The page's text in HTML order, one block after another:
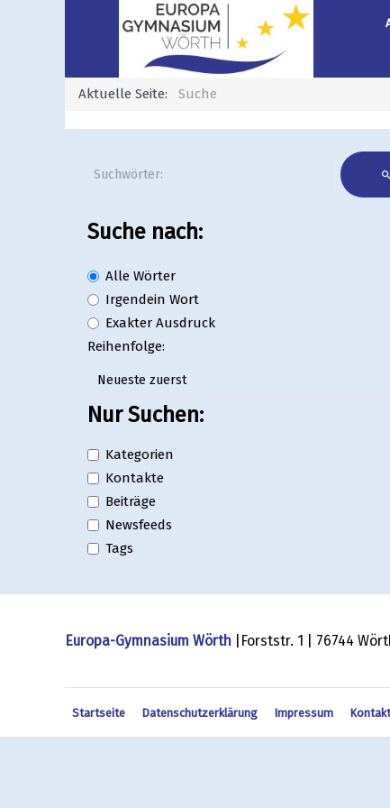
Aktuelle Seite: Suche
Suche nach:
Alle Wörter
Irgendein Wort
Exakter Ausdruck
Reihenfolge:
Nur Suchen:
Kategorien
Kontakte
Beiträge
Newsfeeds
Tags
Europa-Gymnasium Wörth |Forststr. 1 | 76744
Startseite Datenschutzerklärung Impressum Kontakt